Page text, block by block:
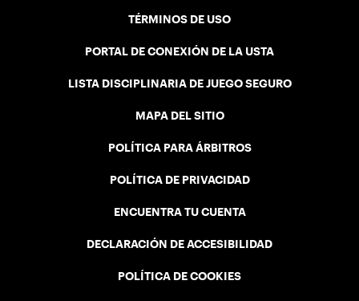
TÉRMINOS DE USO
PORTAL DE CONEXIÓN DE LA USTA
LISTA DISCIPLINARIA DE JUEGO SEGURO
MAPA DEL SITIO
POLÍTICA PARA ÁRBITROS
POLÍTICA DE PRIVACIDAD
ENCUENTRA TU CUENTA
DECLARACIÓN DE ACCESIBILIDAD
POLÍTICA DE COOKIES